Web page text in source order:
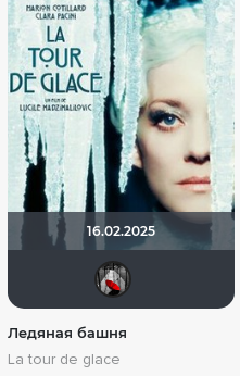
16.02.2025
Ледяная башня
La tour de glace